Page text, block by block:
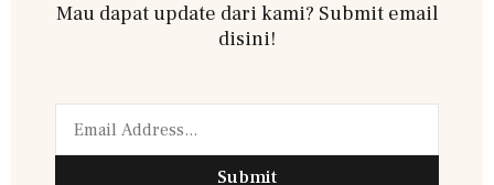
Mau dapat update dari kami? Submit email
disini!
Submit